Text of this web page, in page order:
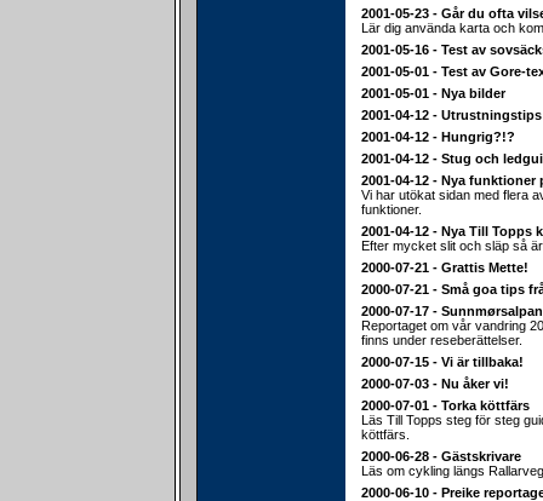
2001-05-23 - Går du ofta
Lär dig använda karta och
2001-05-16 - Test av
2001-05-01 - Test av Gore-
2001-05-01 - Nya bilder
2001-04-12 -
2001-04-12 - Hungrig?!?
2001-04-12 - Stug och
2001-04-12 - Nya funktioner
Vi har utökat sidan med flera
funktioner.
2001-04-12 - Nya Till Topps
Efter mycket slit och släp så
2000-07-21 - Grattis Mette!
2000-07-21 - Små goa tips
2000-07-17 -
Reportaget om vår vandring
finns under reseberättelser.
2000-07-15 - Vi är tillbaka!
2000-07-03 - Nu åker vi!
2000-07-01 - Torka köttfärs
Läs Till Topps steg för steg
köttfärs.
2000-06-28 - Gästskrivare
Läs om cykling längs
2000-06-10 - Preike